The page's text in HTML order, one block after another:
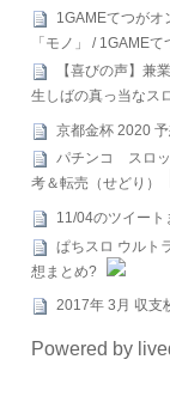
1GAMEてつがオ
「モノ」 / 1GAME
【喜びの声】兼
生しばの真っ当なス
京都金杯 2020
パチンコ スロ
考＆転売（せどり）
11/04のツイート
ぱちスロ ウルト
想まとめ?
2017年 3月 収支
Powered by